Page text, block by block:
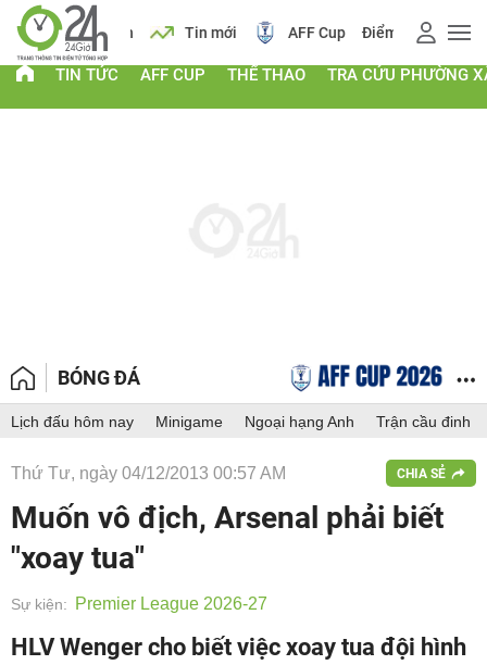
Lịch Tin mới AFF Cup Điểm chuẩn 2026
TIN TỨC AFF CUP THỂ THAO TRA CỨU PHƯỜNG
BÓNG ĐÁ
Lịch đấu hôm nay Minigame Ngoại hạng Anh Trận cầu đinh
Thứ Tư, ngày 04/12/2013 00:57 AM CHIA SẺ
Muốn vô địch, Arsenal phải biết
"xoay tua"
Sự kiện: Premier League 2026-27
HLV Wenger cho biết việc xoay tua đội hình